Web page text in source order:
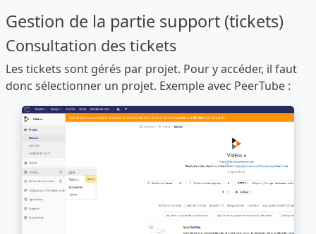
Gestion de la partie support (tickets)
Consultation des tickets
Les tickets sont gérés par projet. Pour y accéder, il faut
donc sélectionner un projet. Exemple avec PeerTube :